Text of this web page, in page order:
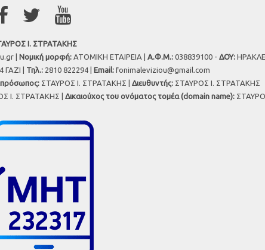
Ι. ΣΤΡΑΤΑΚΗΣ
| Νομική μορφή: ΑΤΟΜΙΚΗ ΕΤΑΙΡΕΙΑ | Α.Φ.Μ.: 038839100 - ΔΟΥ:
ΓΑΖΙ | Τηλ.: 2810 822294 | Εmail: fonimaleviziou@gmail.com
ΣΤΑΥΡΟΣ Ι. ΣΤΡΑΤΑΚΗΣ | Διευθυντής: ΣΤΑΥΡΟΣ Ι. ΣΤΡΑΤΑΚΗΣ
Ι. ΣΤΡΑΤΑΚΗΣ | Δικαιούχος του ονόματος τομέα (domain name):